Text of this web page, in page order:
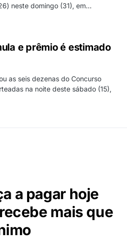
neste domingo (31), em…
e prêmio é estimado
as seis dezenas do Concurso
na noite deste sábado (15),
a pagar hoje
mais que